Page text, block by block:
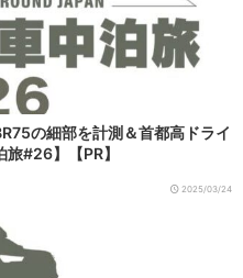
の細部を計測＆首都高ドライ
#26】【PR】
2025/03/24